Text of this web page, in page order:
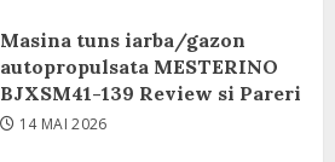
8 IUNIE 2026
Masina tuns iarba/gazon
autopropulsata MESTERINO
BJXSM41-139 Review si Pareri
14 MAI 2026